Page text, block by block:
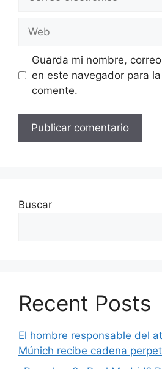
electrónico
Guarda mi nombre,
en este navegador para
comente.
Buscar
Recent Posts
El hombre responsable del
Múnich recibe cadena